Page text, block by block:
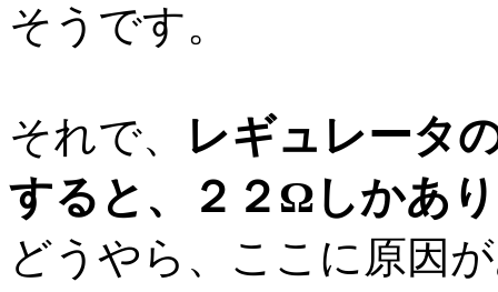
そうです。
それで、
レギュレータ
すると、２２Ωしかあ
どうやら、ここに原因